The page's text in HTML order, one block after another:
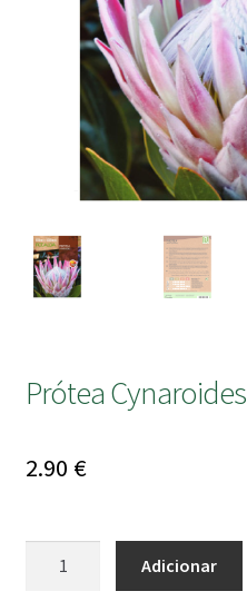
Prótea Cynaroides
2.90 €
Adicionar